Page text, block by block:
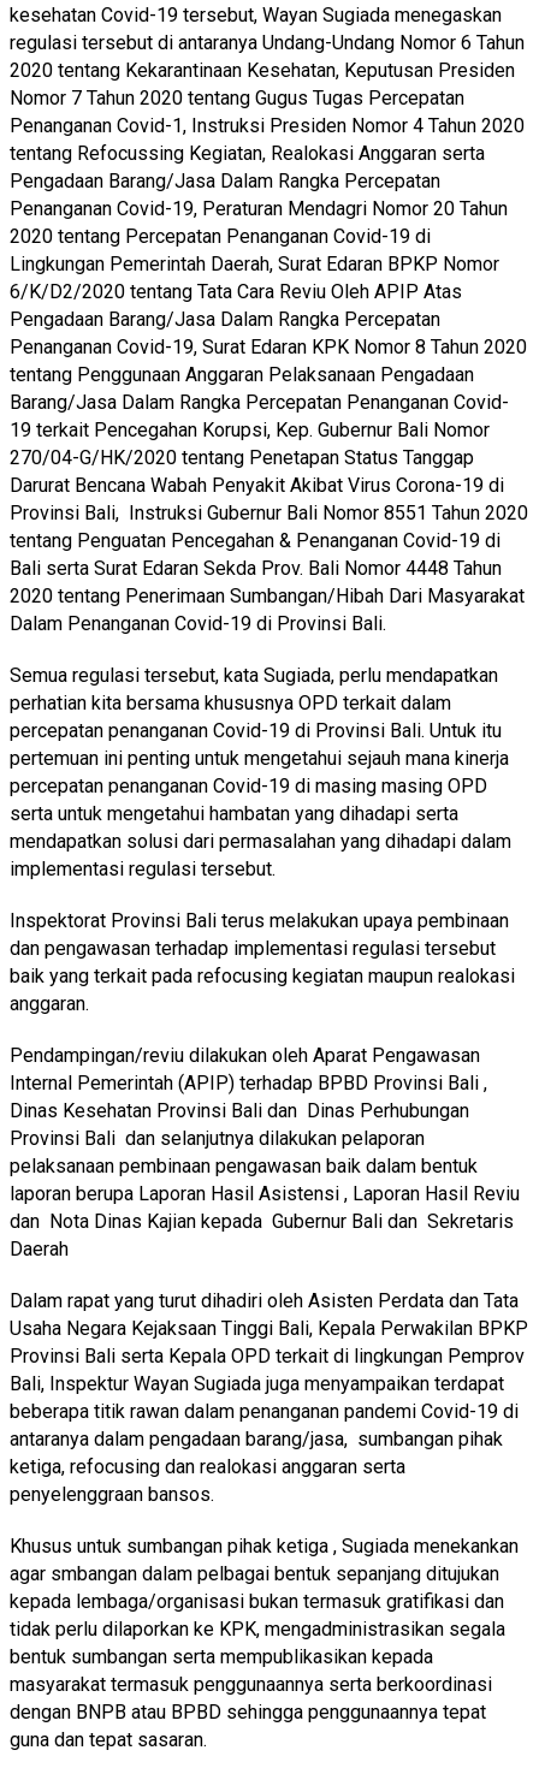
kesehatan Covid-19 tersebut, Wayan Sugiada menegaskan
regulasi tersebut di antaranya Undang-Undang Nomor 6 Tahun
2020 tentang Kekarantinaan Kesehatan, Keputusan Presiden
Nomor 7 Tahun 2020 tentang Gugus Tugas Percepatan
Penanganan Covid-1, Instruksi Presiden Nomor 4 Tahun 2020
tentang Refocussing Kegiatan, Realokasi Anggaran serta
Pengadaan Barang/Jasa Dalam Rangka Percepatan
Penanganan Covid-19, Peraturan Mendagri Nomor 20 Tahun
2020 tentang Percepatan Penanganan Covid-19 di
Lingkungan Pemerintah Daerah, Surat Edaran BPKP Nomor
6/K/D2/2020 tentang Tata Cara Reviu Oleh APIP Atas
Pengadaan Barang/Jasa Dalam Rangka Percepatan
Penanganan Covid-19, Surat Edaran KPK Nomor 8 Tahun 2020
tentang Penggunaan Anggaran Pelaksanaan Pengadaan
Barang/Jasa Dalam Rangka Percepatan Penanganan Covid-
19 terkait Pencegahan Korupsi, Kep. Gubernur Bali Nomor
270/04-G/HK/2020 tentang Penetapan Status Tanggap
Darurat Bencana Wabah Penyakit Akibat Virus Corona-19 di
Provinsi Bali, Instruksi Gubernur Bali Nomor 8551 Tahun 2020
tentang Penguatan Pencegahan & Penanganan Covid-19 di
Bali serta Surat Edaran Sekda Prov. Bali Nomor 4448 Tahun
2020 tentang Penerimaan Sumbangan/Hibah Dari Masyarakat
Dalam Penanganan Covid-19 di Provinsi Bali.
Semua regulasi tersebut, kata Sugiada, perlu mendapatkan
perhatian kita bersama khususnya OPD terkait dalam
percepatan penanganan Covid-19 di Provinsi Bali. Untuk itu
pertemuan ini penting untuk mengetahui sejauh mana kinerja
percepatan penanganan Covid-19 di masing masing OPD
serta untuk mengetahui hambatan yang dihadapi serta
mendapatkan solusi dari permasalahan yang dihadapi dalam
implementasi regulasi tersebut.
Inspektorat Provinsi Bali terus melakukan upaya pembinaan
dan pengawasan terhadap implementasi regulasi tersebut
baik yang terkait pada refocusing kegiatan maupun realokasi
anggaran.
Pendampingan/reviu dilakukan oleh Aparat Pengawasan
Internal Pemerintah (APIP) terhadap BPBD Provinsi Bali ,
Dinas Kesehatan Provinsi Bali dan Dinas Perhubungan
Provinsi Bali dan selanjutnya dilakukan pelaporan
pelaksanaan pembinaan pengawasan baik dalam bentuk
laporan berupa Laporan Hasil Asistensi , Laporan Hasil Reviu
dan Nota Dinas Kajian kepada Gubernur Bali dan Sekretaris
Daerah
Dalam rapat yang turut dihadiri oleh Asisten Perdata dan Tata
Usaha Negara Kejaksaan Tinggi Bali, Kepala Perwakilan BPKP
Provinsi Bali serta Kepala OPD terkait di lingkungan Pemprov
Bali, Inspektur Wayan Sugiada juga menyampaikan terdapat
beberapa titik rawan dalam penanganan pandemi Covid-19 di
antaranya dalam pengadaan barang/jasa, sumbangan pihak
ketiga, refocusing dan realokasi anggaran serta
penyelenggraan bansos.
Khusus untuk sumbangan pihak ketiga , Sugiada menekankan
agar smbangan dalam pelbagai bentuk sepanjang ditujukan
kepada lembaga/organisasi bukan termasuk gratifikasi dan
tidak perlu dilaporkan ke KPK, mengadministrasikan segala
bentuk sumbangan serta mempublikasikan kepada
masyarakat termasuk penggunaannya serta berkoordinasi
dengan BNPB atau BPBD sehingga penggunaannya tepat
guna dan tepat sasaran.